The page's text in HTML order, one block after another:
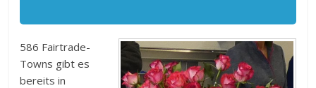
586 Fairtrade-
Towns gibt es
bereits in